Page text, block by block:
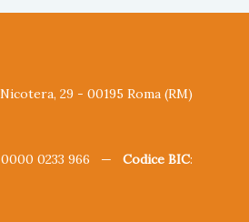
29 - 00195 Roma (RM)
0000 0233 966 — Codice BIC: